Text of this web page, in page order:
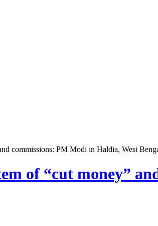
commissions: PM Modi in Haldia, West
of “cut money”